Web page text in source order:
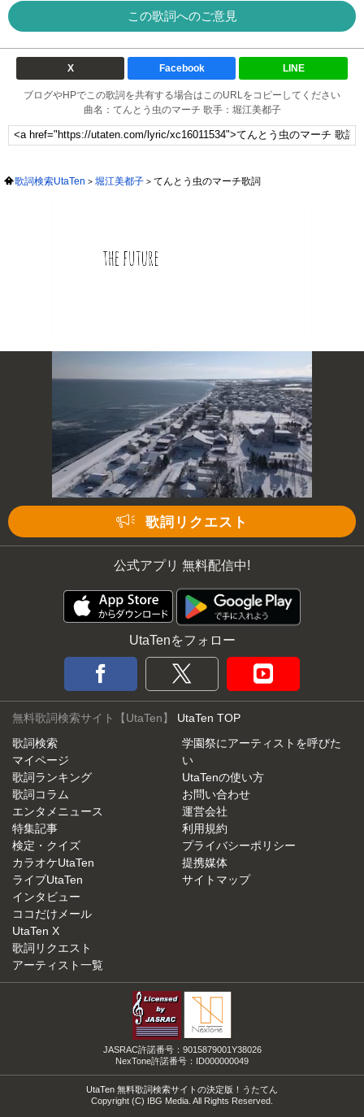
この歌詞へのご意見
X Facebook LINE
ブログやHPでこの歌詞を共有する場合はこのURLをコピーしてください
曲名：てんとう虫のマーチ 歌手：堀江美都子
歌詞検索UtaTen 堀江美都子 てんとう虫のマーチ歌詞
歌詞リクエスト
公式アプリ 無料配信中!
UtaTenをフォロー
無料歌詞検索サイト【UtaTen】 UtaTen TOP
歌詞検索
マイページ
歌詞ランキング
歌詞コラム
エンタメニュース
特集記事
検定・クイズ
カラオケUtaTen
ライブUtaTen
インタビュー
ココだけメール
UtaTen X
歌詞リクエスト
アーティスト一覧
学園祭にアーティストを呼びた
い
UtaTenの使い方
お問い合わせ
運営会社
利用規約
プライバシーポリシー
提携媒体
サイトマップ
JASRAC許諾番号：9015879001Y38026
NexTone許諾番号：ID000000049
UtaTen 無料歌詞検索サイトの決定版！うたてん
Copyright (C) IBG Media. All Rights Reserved.